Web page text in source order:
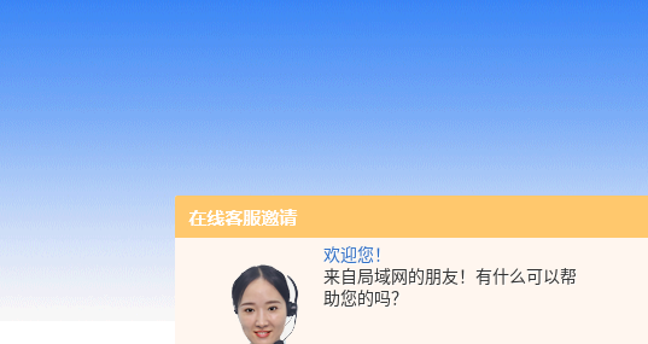
欢迎您！
来自局域网的朋友！有什么可以帮
助您的吗？